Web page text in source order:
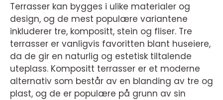
Terrasser kan bygges i ulike materialer og
design, og de mest populære variantene
inkluderer tre, kompositt, stein og fliser. Tre
terrasser er vanligvis favoritten blant huseiere,
da de gir en naturlig og estetisk tiltalende
uteplass. Kompositt terrasser er et moderne
alternativ som består av en blanding av tre og
plast, og de er populære på grunn av sin